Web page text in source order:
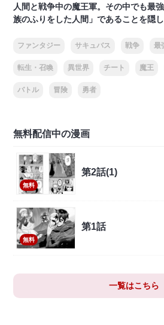
人間と戦争中の魔王軍。その中でも最
族のふりをした人間」であることを隠
ファンタジー サキュバス 戦争 最
転生・召喚 異世界 チート 魔王
バトル 冒険 勇者
無料配信中の漫画
無料
第2話(1)
無料
第1話
一覧はこちら